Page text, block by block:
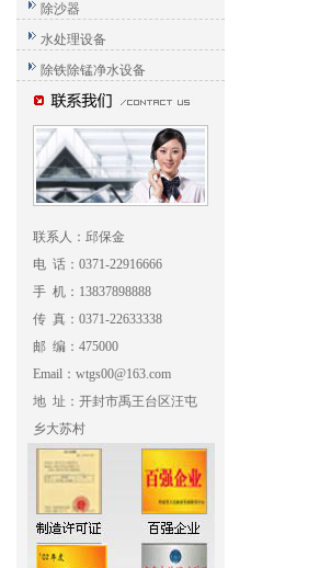
除沙器
水处理设备
除铁除锰净水设备
联系人：邱保金
电 话：0371-22916666
手 机：13837898888
传 真：0371-22633338
邮 编：475000
Email：wtgs00@163.com
地 址：开封市禹王台区汪屯
乡大苏村